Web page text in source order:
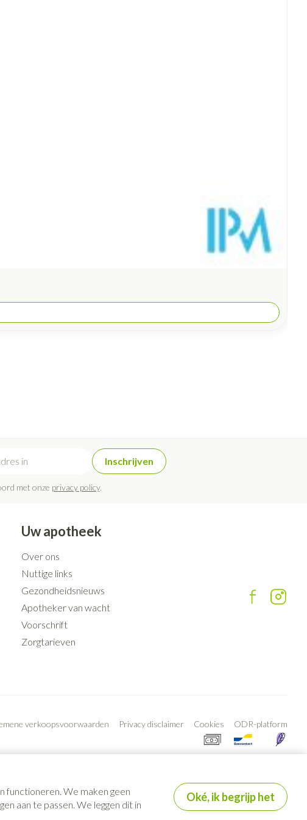
functioneren. We maken geen
aan te passen. We leggen dit in
Oké, ik begrijp het
Inschrijven
met onze privacy policy.
Uw apotheek
Over ons
Nuttige links
Gezondheidsnieuws
Apotheker van wacht
Voorschrift
Zorgtarieven
verkoopsvoorwaarden Privacy disclaimer Cookies ODR-platform